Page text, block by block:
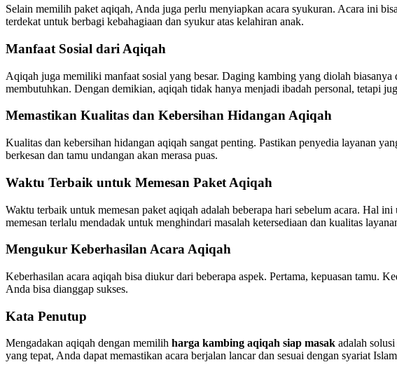
Selain memilih paket aqiqah, Anda juga perlu menyiapkan acara syukuran. Acara ini
terdekat untuk berbagi kebahagiaan dan syukur atas kelahiran anak.
Manfaat Sosial dari Aqiqah
Aqiqah juga memiliki manfaat sosial yang besar. Daging kambing yang diolah
membutuhkan. Dengan demikian, aqiqah tidak hanya menjadi ibadah personal, tetapi
Memastikan Kualitas dan Kebersihan Hidangan Aqiqah
Kualitas dan kebersihan hidangan aqiqah sangat penting. Pastikan penyedia layanan
berkesan dan tamu undangan akan merasa puas.
Waktu Terbaik untuk Memesan Paket Aqiqah
Waktu terbaik untuk memesan paket aqiqah adalah beberapa hari sebelum acara. Hal
memesan terlalu mendadak untuk menghindari masalah ketersediaan dan kualitas
Mengukur Keberhasilan Acara Aqiqah
Keberhasilan acara aqiqah bisa diukur dari beberapa aspek. Pertama, kepuasan tamu.
Anda bisa dianggap sukses.
Kata Penutup
Mengadakan aqiqah dengan memilih harga kambing aqiqah siap masak adalah
yang tepat, Anda dapat memastikan acara berjalan lancar dan sesuai dengan syariat